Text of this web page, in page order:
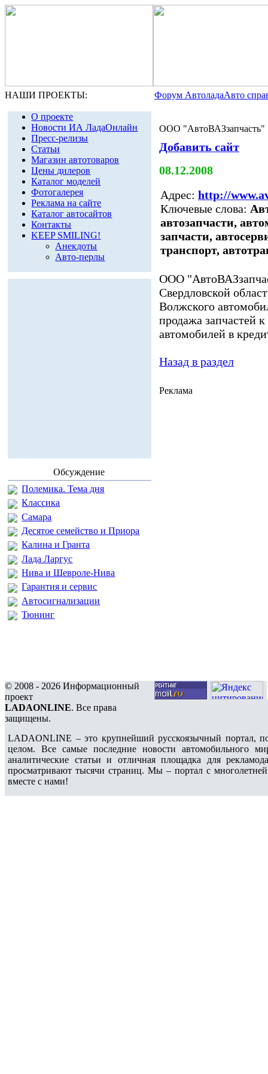
НАШИ ПРОЕКТЫ: Форум АвтоладаАвто
О проекте
Новости ИА ЛадаОнлайн
Пресс-релизы
Статьи
Магазин автотоваров
Цены дилеров
Каталог моделей
Фотогалерея
Реклама на сайте
Каталог автосайтов
Контакты
KEEP SMILING!
Анекдоты
Авто-перлы
Обсуждение
Полемика. Тема дня
Классика
Самара
Десятое семейство и Приора
Калина и Гранта
Лада Ларгус
Нива и Шевроле-Нива
Гарантия и сервис
Автосигнализации
Тюнинг
ООО "АвтоВАЗзапчасть"
Добавить сайт
08.12.2008
Адрес: http://
Ключевые слова:
автозапчасти,
запчасти,
транспорт,
ООО
Свердловской
Волжского
продажа запчастей
автомобилей в
Назад в раздел
Реклама
© 2008 - 2026 Информационный
проект
LADAONLINE. Все права
защищены.
LADAONLINE – это крупнейший русскоязычный портал,
целом. Все самые последние новости автомобильного
аналитические статьи и отличная площадка для
просматривают тысячи страниц. Мы – портал с
вместе с нами!